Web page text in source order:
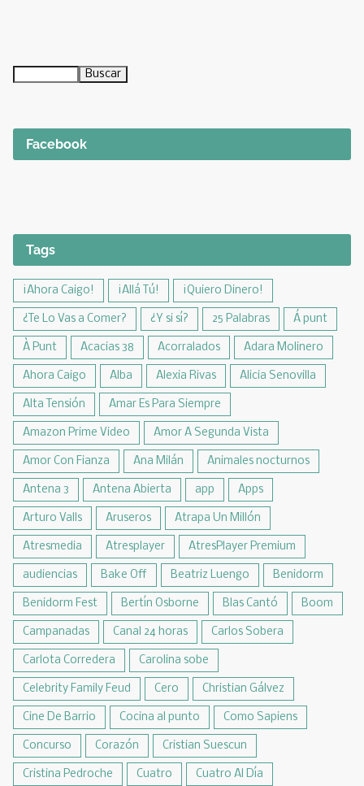
Facebook
Tags
¡Ahora Caigo! ¡Allá Tú! ¡Quiero Dinero!
¿Te Lo Vas a Comer? ¿Y si sí? 25 Palabras Á punt
À Punt Acacias 38 Acorralados Adara Molinero
Ahora Caigo Alba Alexia Rivas Alicia Senovilla
Alta Tensión Amar Es Para Siempre
Amazon Prime Video Amor A Segunda Vista
Amor Con Fianza Ana Milán Animales nocturnos
Antena 3 Antena Abierta app Apps
Arturo Valls Aruseros Atrapa Un Millón
Atresmedia Atresplayer AtresPlayer Premium
audiencias Bake Off Beatriz Luengo Benidorm
Benidorm Fest Bertín Osborne Blas Cantó Boom
Campanadas Canal 24 horas Carlos Sobera
Carlota Corredera Carolina sobe
Celebrity Family Feud Cero Christian Gálvez
Cine De Barrio Cocina al punto Como Sapiens
Concurso Corazón Cristian Suescun
Cristina Pedroche Cuatro Cuatro Al Día